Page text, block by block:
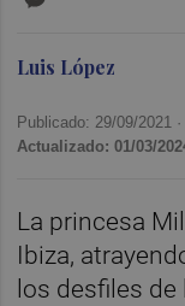
Luis López
Publicado: 29/09/2021 ·
Actualizado: 01/03/
La princesa
Ibiza,
los desfiles